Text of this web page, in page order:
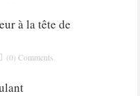
à la tête de
(0) Comments